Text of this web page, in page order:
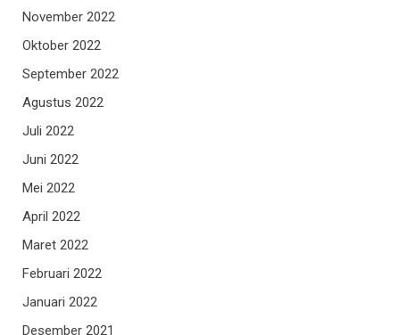
November 2022
Oktober 2022
September 2022
Agustus 2022
Juli 2022
Juni 2022
Mei 2022
April 2022
Maret 2022
Februari 2022
Januari 2022
Desember 2021